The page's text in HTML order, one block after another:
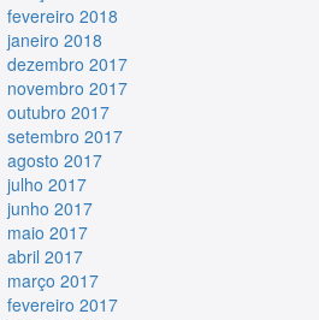
fevereiro 2018
janeiro 2018
dezembro 2017
novembro 2017
outubro 2017
setembro 2017
agosto 2017
julho 2017
junho 2017
maio 2017
abril 2017
março 2017
fevereiro 2017